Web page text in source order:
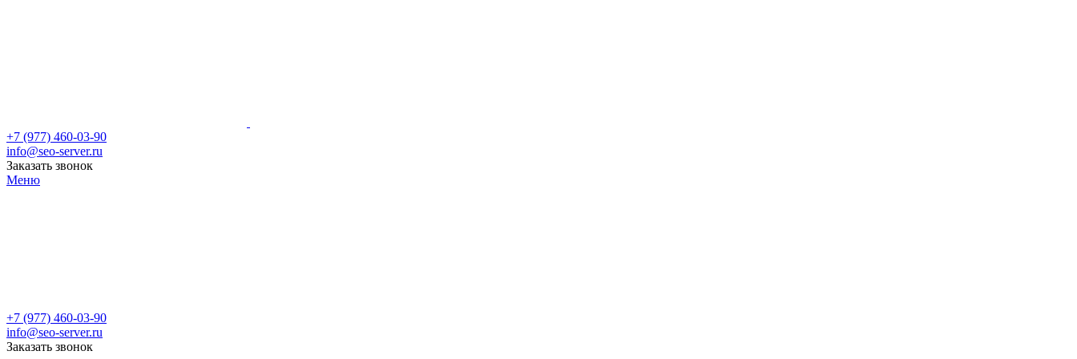
+7 (977) 460-03-90
info@seo-server.ru
Заказать звонок
Меню
+7 (977) 460-03-90
info@seo-server.ru
Заказать звонок